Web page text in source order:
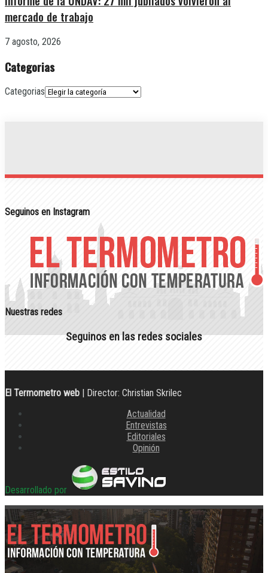
mercado de trabajo
7 agosto, 2026
Categorias
Categorias
Seguinos en Instagram
Nuestras redes
Seguinos en las redes sociales
El Termometro web | Director: Christian Skrilec
Actualidad
Entrevistas
Editoriales
Opinión
Desarrollado por